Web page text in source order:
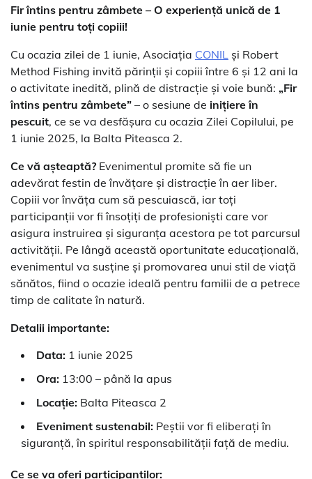
Fir întins pentru zâmbete – O experiență unică de 1
iunie pentru toți copiii!
Cu ocazia zilei de 1 iunie, Asociația CONIL și Robert
Method Fishing invită părinții și copiii între 6 și 12 ani la
o activitate inedită, plină de distracție și voie bună: „Fir
întins pentru zâmbete” – o sesiune de inițiere în
pescuit, ce se va desfășura cu ocazia Zilei Copilului, pe
1 iunie 2025, la Balta Piteasca 2.
Ce vă așteaptă?Evenimentul promite să fie un
adevărat festin de învățare și distracție în aer liber.
Copiii vor învăța cum să pescuiască, iar toți
participanții vor fi însoțiți de profesioniști care vor
asigura instruirea și siguranța acestora pe tot parcursul
activității. Pe lângă această oportunitate educațională,
evenimentul va susține și promovarea unui stil de viață
sănătos, fiind o ocazie ideală pentru familii de a petrece
timp de calitate în natură.
Detalii importante:
Data: 1 iunie 2025
Ora: 13:00 – până la apus
Locație: Balta Piteasca 2
Eveniment sustenabil: Peștii vor fi eliberați în
siguranță, în spiritul responsabilității față de mediu.
Ce se va oferi participanților: